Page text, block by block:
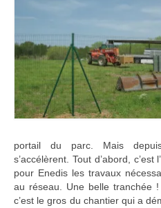
PROJETS
LE WATT CITOYEN
Parc
Les lettres aux
Inauguration du parc
portail du parc. Mais
s’accélèrent. Tout d’abord,
pour Enedis les travaux
au réseau. Une belle tranchée
c’est le gros du chantier qui a